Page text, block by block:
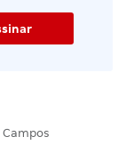
Campos